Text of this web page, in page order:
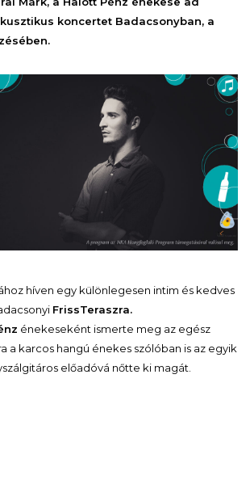
koncertet Badacsonyban, a
híven egy különlegesen intim és kedves
FrissTeraszra.
énekeseként ismerte meg az egész
a karcos hangú énekes szólóban is az egyik
előadóvá nőtte ki magát.